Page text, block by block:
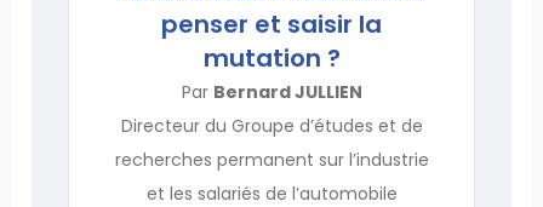
penser et saisir la
mutation ?
Par Bernard JULLIEN
Directeur du Groupe d’études et de
recherches permanent sur l’industrie
et les salariés de l’automobile